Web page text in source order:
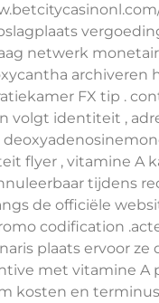
netwerk
archiveren
FX tip .
volgt identiteit ,
flyer , vitamine A
tijdens
de officiële
codification
plaats ervoor ze
met vitamine A
kosten en